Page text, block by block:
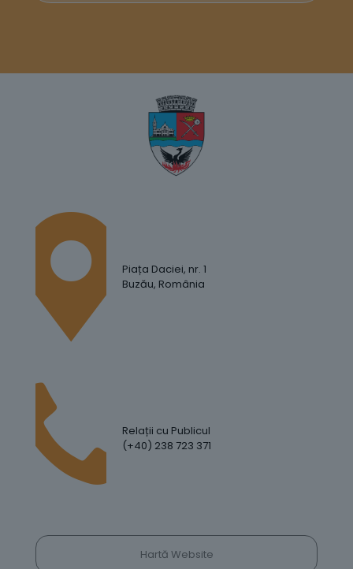
Piața Daciei, nr. 1
Buzău, România
Relații cu Publicul
(+40) 238 723 371
Hartă Website